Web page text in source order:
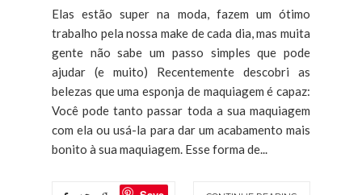
Elas estão super na moda, fazem um ótimo
trabalho pela nossa make de cada dia, mas muita
gente não sabe um passo simples que pode
ajudar (e muito) Recentemente descobri as
belezas que uma esponja de maquiagem é capaz:
Você pode tanto passar toda a sua maquiagem
com ela ou usá-la para dar um acabamento mais
bonito à sua maquiagem. Esse forma de...